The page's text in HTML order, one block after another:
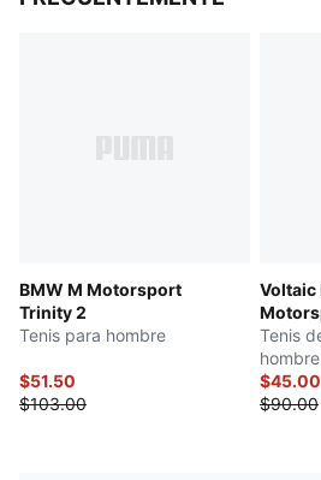
BMW M Motorsport
Trinity 2
Tenis para hombre
$51.50
$103.00
Voltaic
Tenis
hombre
$45.00
$90.00